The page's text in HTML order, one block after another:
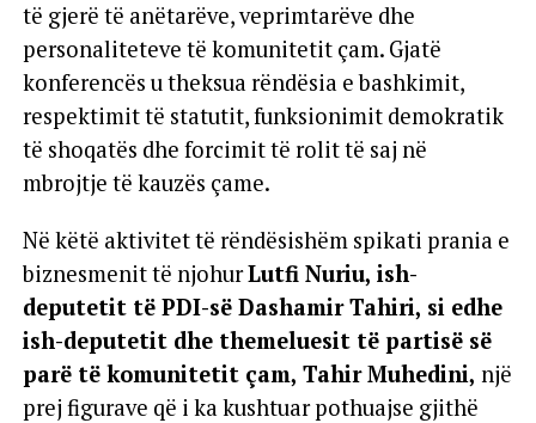
të gjerë të anëtarëve, veprimtarëve dhe
personaliteteve të komunitetit çam. Gjatë
konferencës u theksua rëndësia e bashkimit,
respektimit të statutit, funksionimit demokratik
të shoqatës dhe forcimit të rolit të saj në
mbrojtje të kauzës çame.
Në këtë aktivitet të rëndësishëm spikati prania e
biznesmenit të njohurLutfi Nuriu, ish-
deputetit të PDI-së Dashamir Tahiri, si edhe
ish-deputetit dhe themeluesit të partisë së
parë të komunitetit çam, Tahir Muhedini, një
prej figurave që i ka kushtuar pothuajse gjithë